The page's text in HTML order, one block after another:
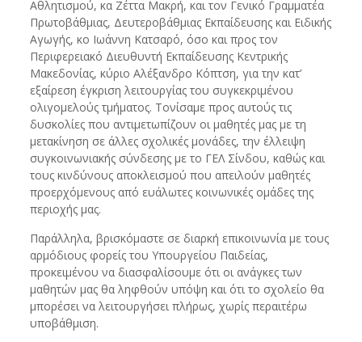
Αθλητισμού, κα Ζέττα Μακρή, και τον Γενικό Γραμματέα
Πρωτοβάθμιας, Δευτεροβάθμιας Εκπαίδευσης και Ειδικής
Αγωγής, κο Ιωάννη Κατσαρό, όσο και προς τον
Περιφερειακό Διευθυντή Εκπαίδευσης Κεντρικής
Μακεδονίας, κύριο Αλέξανδρο Κόπτση, για την κατ’
εξαίρεση έγκριση λειτουργίας του συγκεκριμένου
ολιγομελούς τμήματος. Τονίσαμε προς αυτούς τις
δυσκολίες που αντιμετωπίζουν οι μαθητές μας με τη
μετακίνηση σε άλλες σχολικές μονάδες, την έλλειψη
συγκοινωνιακής σύνδεσης με το ΓΕΛ Σίνδου, καθώς και
τους κινδύνους αποκλεισμού που απειλούν μαθητές
προερχόμενους από ευάλωτες κοινωνικές ομάδες της
περιοχής μας.
Παράλληλα, βρισκόμαστε σε διαρκή επικοινωνία με τους
αρμόδιους φορείς του Υπουργείου Παιδείας,
προκειμένου να διασφαλίσουμε ότι οι ανάγκες των
μαθητών μας θα ληφθούν υπόψη και ότι το σχολείο θα
μπορέσει να λειτουργήσει πλήρως, χωρίς περαιτέρω
υποβάθμιση.